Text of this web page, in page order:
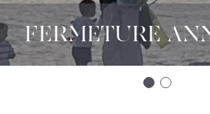
FERMETURE